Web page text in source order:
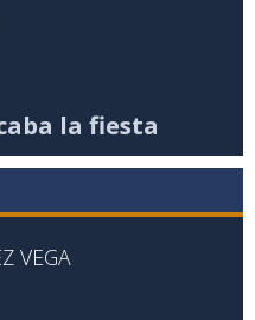
la fiesta
VEGA